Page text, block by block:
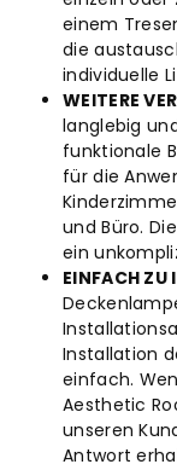
einem
die
individuelle
WEITERE
langlebig
funktionale
für die
und Büro.
ein
EINFACH ZU
Installation
einfach.
Aesthetic
unseren
Antwort